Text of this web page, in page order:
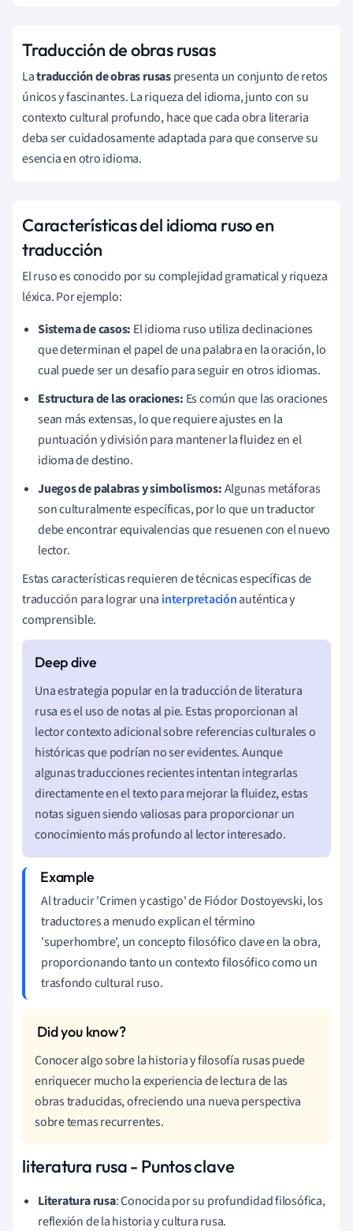
Traducción de obras rusas
Latraducción de obras rusaspresenta un conjunto de retos
únicos y fascinantes. La riqueza del idioma, junto con su
contexto cultural profundo, hace que cada obra literaria
deba ser cuidadosamente adaptada para que conserve su
esencia en otro idioma.
Características del idioma ruso en
traducción
El ruso es conocido por su complejidad gramatical y riqueza
léxica. Por ejemplo:
Sistema de casos: El idioma ruso utiliza declinaciones
que determinan el papel de una palabra en la oración, lo
cual puede ser un desafío para seguir en otros idiomas.
Estructura de las oraciones: Es común que las oraciones
sean más extensas, lo que requiere ajustes en la
puntuación y división para mantener la fluidez en el
idioma de destino.
Juegos de palabras y simbolismos:Algunas metáforas
son culturalmente específicas, por lo que un traductor
debe encontrar equivalencias que resuenen con el nuevo
lector.
Estas características requieren de técnicas específicas de
traducción para lograr una interpretaciónauténtica y
comprensible.
Una estrategia popular en la traducción de literatura
rusa es el uso de notas al pie. Estas proporcionan al
lector contexto adicional sobre referencias culturales o
históricas que podrían no ser evidentes. Aunque
algunas traducciones recientes intentan integrarlas
directamente en el texto para mejorar la fluidez, estas
notas siguen siendo valiosas para proporcionar un
conocimiento más profundo al lector interesado.
Al traducir 'Crimen y castigo' de Fiódor Dostoyevski, los
traductores a menudo explican el término
'superhombre', un concepto filosófico clave en la obra,
proporcionando tanto un contexto filosófico como un
trasfondo cultural ruso.
Conocer algo sobre la historia y filosofía rusas puede
enriquecer mucho la experiencia de lectura de las
obras traducidas, ofreciendo una nueva perspectiva
sobre temas recurrentes.
literatura rusa - Puntos clave
Literatura rusa: Conocida por su profundidad filosófica,
reflexión de la historia y cultura rusa.